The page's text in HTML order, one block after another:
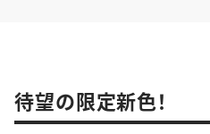
待望の限定新色！